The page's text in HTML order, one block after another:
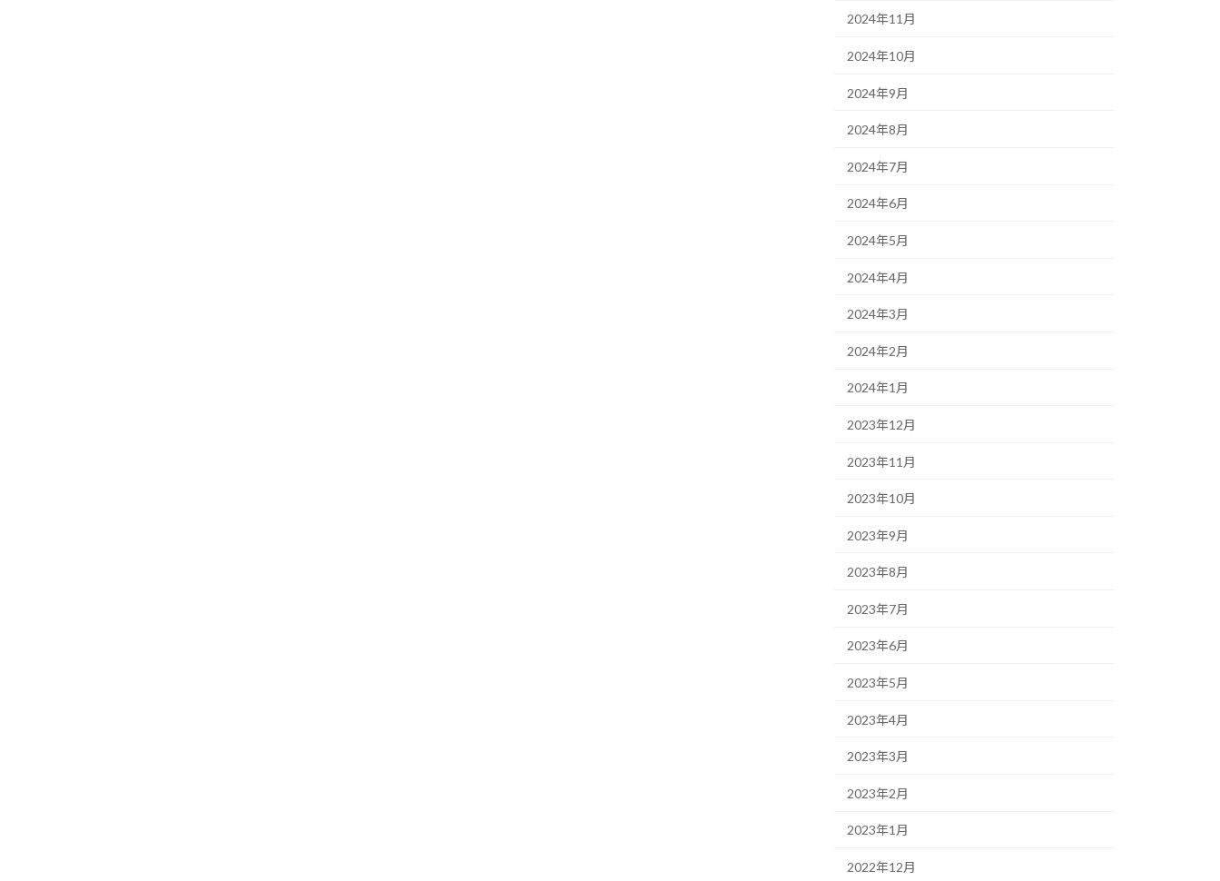
2024年11月
2024年10月
2024年9月
2024年8月
2024年7月
2024年6月
2024年5月
2024年4月
2024年3月
2024年2月
2024年1月
2023年12月
2023年11月
2023年10月
2023年9月
2023年8月
2023年7月
2023年6月
2023年5月
2023年4月
2023年3月
2023年2月
2023年1月
2022年12月